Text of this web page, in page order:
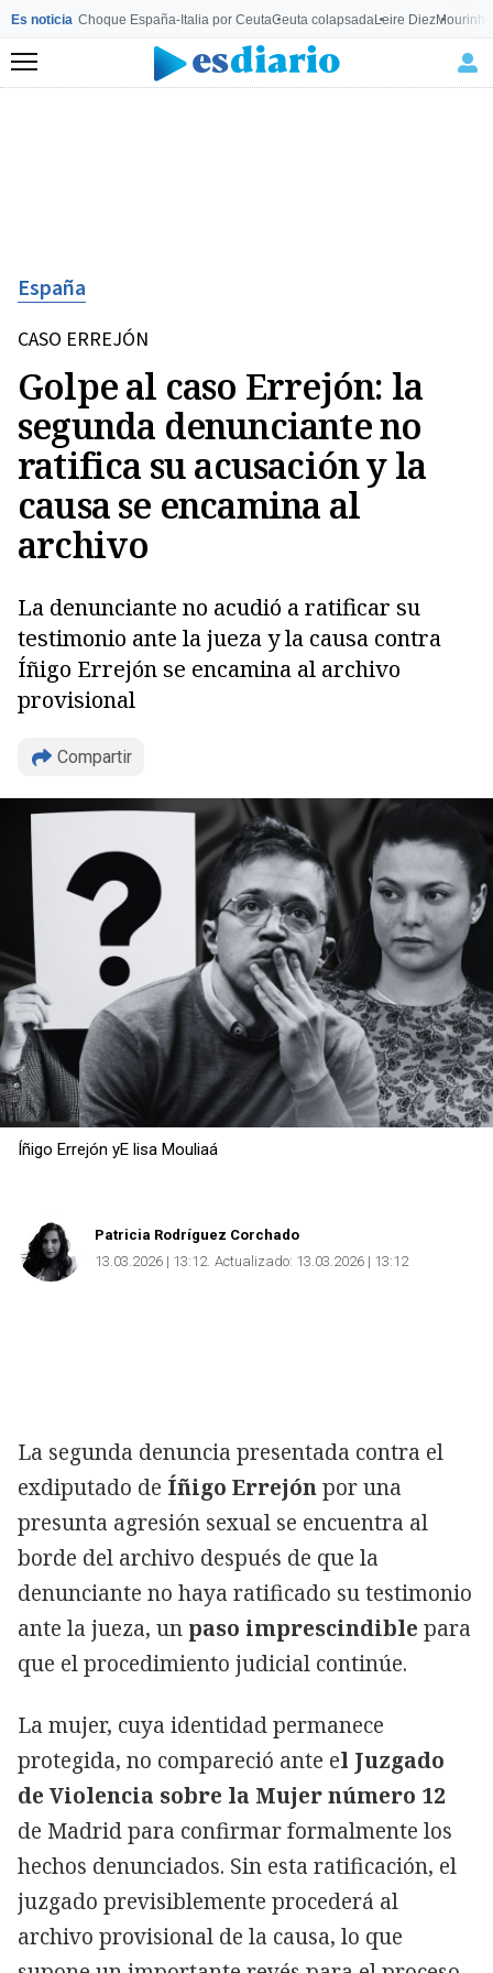
Es noticia Choque España-Italia por CeutaCeuta colapsadaLeire Diez
Menú
España
CASO ERREJÓN
Golpe al caso Errejón: la
segunda denunciante no
ratifica su acusación y la
causa se encamina al
archivo
La denunciante no acudió a ratificar su
testimonio ante la jueza y la causa contra
Íñigo Errejón se encamina al archivo
provisional
Compartir
Copiar
Íñigo Errejón yE lisa Mouliaá
Patricia Rodríguez Corchado
13.03.2026 | 13:12 Actualizado: 13.03.2026 | 13:12
La segunda denuncia presentada contra el
exdiputado de Íñigo Errejónpor una
presunta agresión sexual se encuentra al
borde del archivo después de que la
denunciante no haya ratificado su testimonio
ante la jueza, un paso imprescindible para
que el procedimiento judicial continúe.
La mujer, cuya identidad permanece
protegida, no compareció ante el Juzgado
de Violencia sobre la Mujernúmero 12
de Madrid para confirmar formalmente los
hechos denunciados. Sin esta ratificación, el
juzgado previsiblemente procederá al
archivo provisional de la causa, lo que